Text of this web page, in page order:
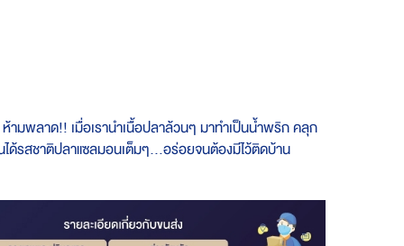
ห้ามพลาด!! เมื่อเรานำเนื้อปลาล้วนๆ มาทำเป็นน้ำพริก คลุก
ด้รสชาติปลาแซลมอนเต็มๆ...อร่อยจนต้องมีไว้ติดบ้าน